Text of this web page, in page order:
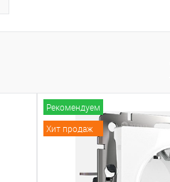
Рекомендуем
Хит продаж